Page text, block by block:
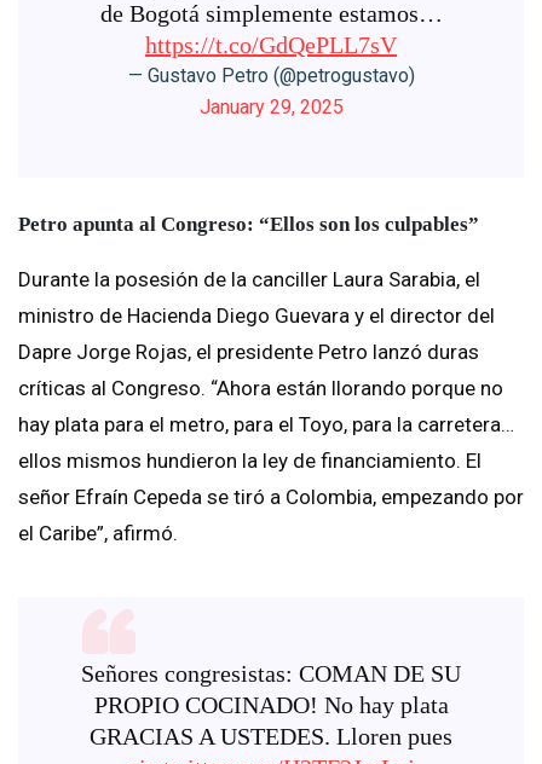
https://t.co/GdQePLL7sV
— Gustavo Petro (@petrogustavo)
January 29, 2025
ministro de Hacienda Diego Guevara y el director del
Dapre Jorge Rojas, el presidente Petro lanzó duras
críticas al Congreso. “Ahora están llorando porque no
hay plata para el metro, para el Toyo, para la carretera…
ellos mismos hundieron la ley de financiamiento. El
señor Efraín Cepeda se tiró a Colombia, empezando por
el Caribe”, afirmó.
PROPIO COCINADO! No hay plata
GRACIAS A USTEDES. Lloren pues
pic.twitter.com/H3TF3JmLxj